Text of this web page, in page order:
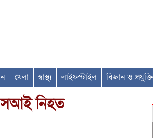
খেলা স্বাস্থ্য লাইফস্টাইল বিজ্ঞান ও প্রযুক্তি
নিহত